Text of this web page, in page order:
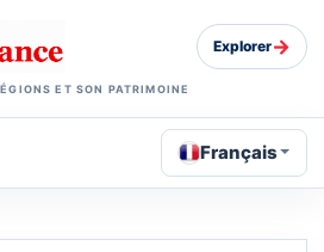
ET SON PATRIMOINE
Explorer→
Français